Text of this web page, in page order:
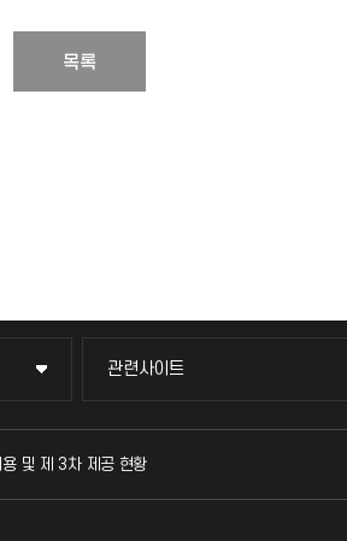
목록
관련사이트
관련사이트
국방헬프콜
및 제 3차 제공 현황